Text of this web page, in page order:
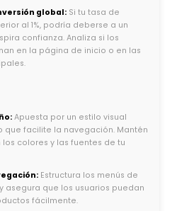
global: Si tu tasa de
al 1%, podría deberse a un
confianza. Analiza si los
en la página de inicio o en las
Apuesta por un estilo visual
que facilite la navegación. Mantén
colores y las fuentes de tu
Estructura los menús de
asegura que los usuarios puedan
fácilmente.